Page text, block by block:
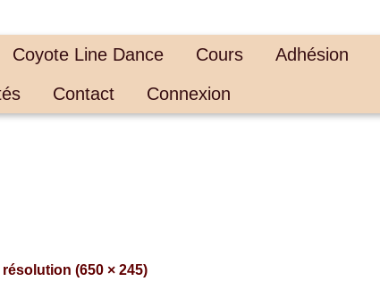
Coyote Line Dance Cours Adhésion
Contact Connexion
résolution (650 × 245)